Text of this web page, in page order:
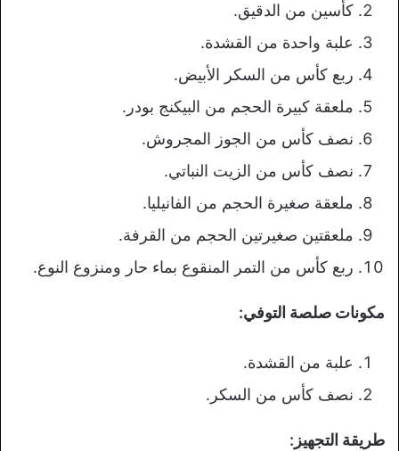
كأسين من الدقيق.
علبة واحدة من القشدة.
ربع كأس من السكر الأبيض.
ملعقة كبيرة الحجم من البيكنج بودر.
نصف كأس من الجوز المجروش.
نصف كأس من الزيت النباتي.
ملعقة صغيرة الحجم من الفانيليا.
ملعقتين صغيرتين الحجم من القرفة.
ربع كأس من التمر المنقوع بماء حار ومنزوع النوع.
مكونات صلصة التوفي:
علبة من القشدة.
نصف كأس من السكر.
طريقة التجهيز: